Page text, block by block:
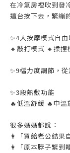
在冷氣房裡吹到發
這台按下去，緊繃
✨4大按摩模式自由
🔸敲打模式 🔸揉
✨9檔力度調節，
✨3段熱敷功能
🔥低溫舒緩 🔥中溫
很多媽媽都說：
👩「買給老公結果
👩「原本脖子緊到